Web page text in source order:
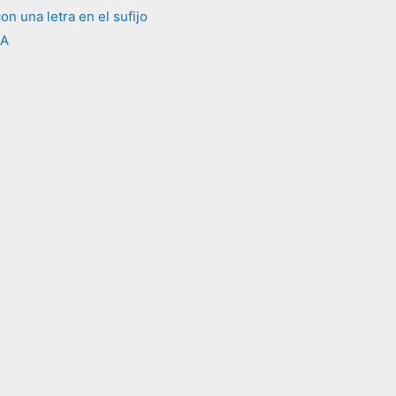
una letra en el sufijo